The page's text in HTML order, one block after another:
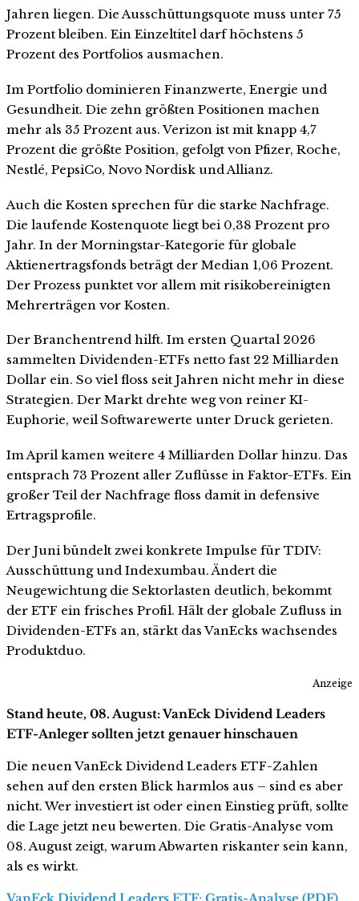
Jahren liegen. Die Ausschüttungsquote muss unter 75
Prozent bleiben. Ein Einzeltitel darf höchstens 5
Prozent des Portfolios ausmachen.
Im Portfolio dominieren Finanzwerte, Energie und
Gesundheit. Die zehn größten Positionen machen
mehr als 35 Prozent aus. Verizon ist mit knapp 4,7
Prozent die größte Position, gefolgt von Pfizer, Roche,
Nestlé, PepsiCo, Novo Nordisk und Allianz.
Auch die Kosten sprechen für die starke Nachfrage.
Die laufende Kostenquote liegt bei 0,38 Prozent pro
Jahr. In der Morningstar-Kategorie für globale
Aktienertragsfonds beträgt der Median 1,06 Prozent.
Der Prozess punktet vor allem mit risikobereinigten
Mehrerträgen vor Kosten.
Der Branchentrend hilft. Im ersten Quartal 2026
sammelten Dividenden-ETFs netto fast 22 Milliarden
Dollar ein. So viel floss seit Jahren nicht mehr in diese
Strategien. Der Markt drehte weg von reiner KI-
Euphorie, weil Softwarewerte unter Druck gerieten.
Im April kamen weitere 4 Milliarden Dollar hinzu. Das
entsprach 73 Prozent aller Zuflüsse in Faktor-ETFs. Ein
großer Teil der Nachfrage floss damit in defensive
Ertragsprofile.
Der Juni bündelt zwei konkrete Impulse für TDIV:
Ausschüttung und Indexumbau. Ändert die
Neugewichtung die Sektorlasten deutlich, bekommt
der ETF ein frisches Profil. Hält der globale Zufluss in
Dividenden-ETFs an, stärkt das VanEcks wachsendes
Produktduo.
Anzeige
Stand heute, 08. August: VanEck Dividend Leaders
ETF-Anleger sollten jetzt genauer hinschauen
Die neuen VanEck Dividend Leaders ETF-Zahlen
sehen auf den ersten Blick harmlos aus – sind es aber
nicht. Wer investiert ist oder einen Einstieg prüft, sollte
die Lage jetzt neu bewerten. Die Gratis-Analyse vom
08. August zeigt, warum Abwarten riskanter sein kann,
als es wirkt.